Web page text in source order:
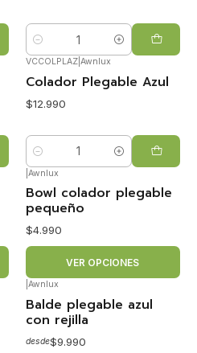
Cantidad
VCCOLPLAZ| Awnlux
Colador Plegable Azul
$12.990
Cantidad
Awnlux
Bowl colador plegable
pequeño
$4.990
VER OPCIONES
Awnlux
Balde plegable azul
con rejilla
desde$9.990